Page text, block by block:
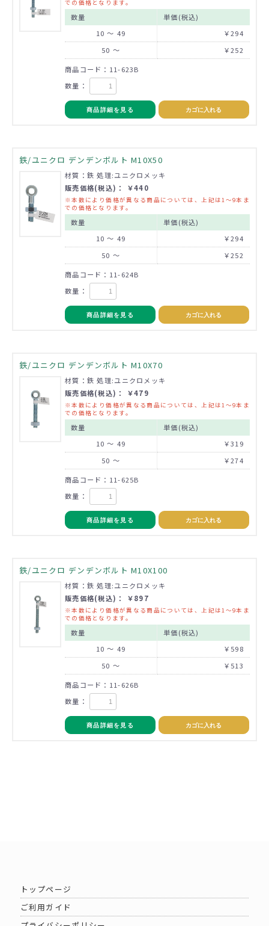
での価格となります。
数量
単価(税込)
10 ～ 49
￥294
50 ～
￥252
商品コード：11-623B
数量：
商品詳細を見る カゴに入れる
鉄/ユニクロ デンデンボルト M10X50
材質：鉄 処理:ユニクロメッキ
販売価格(税込)： ￥440
※本数により価格が異なる商品については、上記は1～9本ま
での価格となります。
数量
単価(税込)
10 ～ 49
￥294
50 ～
￥252
商品コード：11-624B
数量：
商品詳細を見る カゴに入れる
鉄/ユニクロ デンデンボルト M10X70
材質：鉄 処理:ユニクロメッキ
販売価格(税込)： ￥479
※本数により価格が異なる商品については、上記は1～9本ま
での価格となります。
数量
単価(税込)
10 ～ 49
￥319
50 ～
￥274
商品コード：11-625B
数量：
商品詳細を見る カゴに入れる
鉄/ユニクロ デンデンボルト M10X100
材質：鉄 処理:ユニクロメッキ
販売価格(税込)： ￥897
※本数により価格が異なる商品については、上記は1～9本ま
での価格となります。
数量
単価(税込)
10 ～ 49
￥598
50 ～
￥513
商品コード：11-626B
数量：
商品詳細を見る カゴに入れる
トップページ
ご利用ガイド